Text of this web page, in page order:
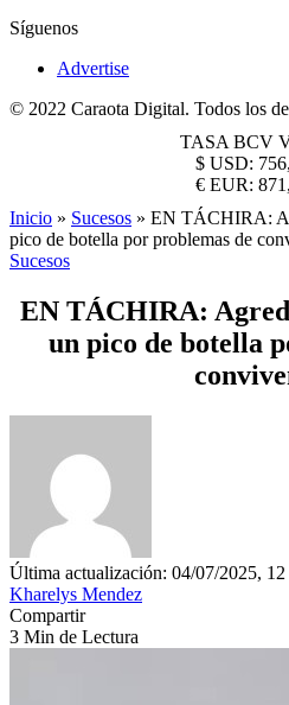
Síguenos
Advertise
© 2022 Caraota Digital. Todos los
TASA BCV
$ USD:
€ EUR:
Inicio » Sucesos » EN TÁCHIRA:
pico de botella por problemas de
Sucesos
EN TÁCHIRA:
un pico de botella
Última actualización: 04/07/2025, 12
Kharelys Mendez
Compartir
3 Min de Lectura